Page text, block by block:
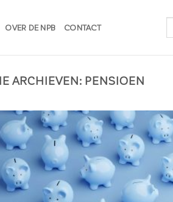
OVER DE NPB CONTACT
ARCHIEVEN: PENSIOEN